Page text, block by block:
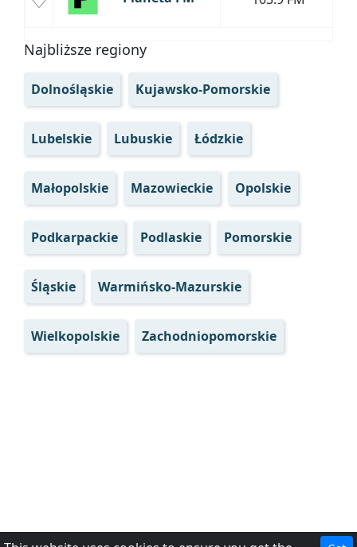
Najbliższe regiony
Dolnośląskie Kujawsko-Pomorskie
Lubelskie Lubuskie Łódzkie
Małopolskie Mazowieckie Opolskie
Podkarpackie Podlaskie Pomorskie
Śląskie Warmińsko-Mazurskie
Wielkopolskie Zachodniopomorskie